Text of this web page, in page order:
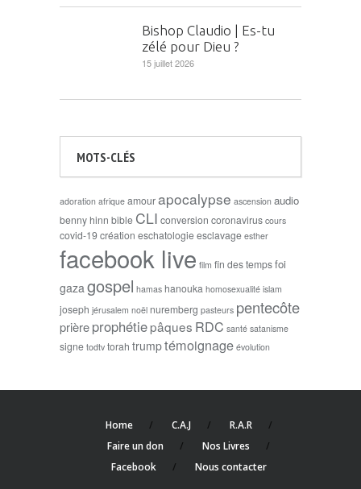
Bishop Claudio | Es-tu
zélé pour Dieu ?
15 juillet 2026
MOTS-CLÉS
adoration afrique amourapocalypse ascension audio
benny hinn bible CLI conversion coronavirus cours
covid-19création eschatologieesclavage esther
facebook live film fin des tempsfoi
gaza gospel hamas hanouka homosexualité islam
joseph jérusalem noël nuremberg pasteurs pentecôte
prièreprophétiepâques RDC santé satanisme
signe todtv torah trumptémoignage évolution
Home C.A.J
R.A.R
Faire un don
Nos Livres
Facebook
Nous contacter